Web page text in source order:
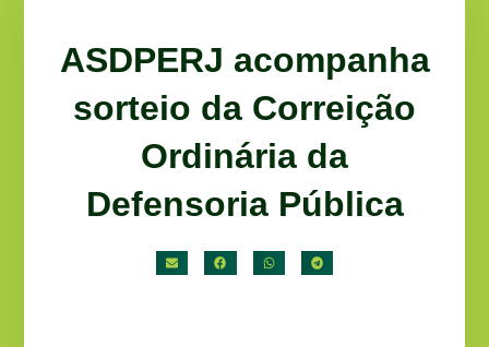
ASDPERJ acompanha
sorteio da Correição
Ordinária da
Defensoria Pública